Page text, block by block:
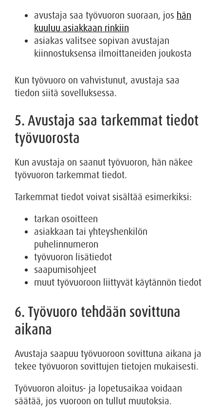
avustaja saa työvuoron suoraan, jos hän
kuuluu asiakkaan rinkiin
asiakas valitsee sopivan avustajan
kiinnostuksensa ilmoittaneiden joukosta
Kun työvuoro on vahvistunut, avustaja saa
tiedon siitä sovelluksessa.
5. Avustaja saa tarkemmat tiedot
työvuorosta
Kun avustaja on saanut työvuoron, hän näkee
työvuoron tarkemmat tiedot.
Tarkemmat tiedot voivat sisältää esimerkiksi:
tarkan osoitteen
asiakkaan tai yhteyshenkilön
puhelinnumeron
työvuoron lisätiedot
saapumisohjeet
muut työvuoroon liittyvät käytännön tiedot
6. Työvuoro tehdään sovittuna
aikana
Avustaja saapuu työvuoroon sovittuna aikana ja
tekee työvuoron sovittujen tietojen mukaisesti.
Työvuoron aloitus- ja lopetusaikaa voidaan
säätää, jos vuoroon on tullut muutoksia.